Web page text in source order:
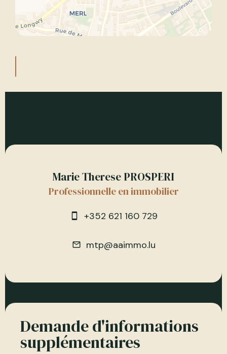
Marie Therese PROSPERI
Professionnelle en immobilier
+352 621 160 729
mtp@aaimmo.lu
Demande d'informations
supplémentaires